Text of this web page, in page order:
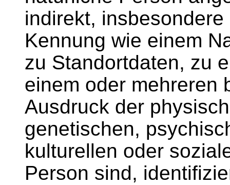
indirekt,
Kennung wie einem
zu Standortdaten, zu
einem oder mehreren
Ausdruck der
genetischen,
kulturellen oder
Person sind,